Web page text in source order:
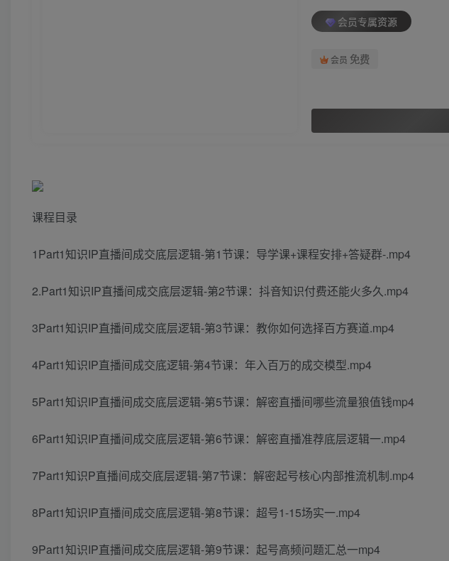
会员专属资源
会员 免费
课程目录
1Part1知识IP直播间成交底层逻辑-第1节课：导学课+课程安排+答疑群-.mp4
2.Part1知识IP直播间成交底层逻辑-第2节课：抖音知识付费还能火多久.mp4
3Part1知识IP直播间成交底层逻辑-第3节课：教你如何选择百方赛道.mp4
4Part1知识IP直播间成交底逻辑-第4节课：年入百万的成交模型.mp4
5Part1知识IP直播间成交底层逻辑-第5节课：解密直播间哪些流量狼值钱mp4
6Part1知识IP直播间成交底层逻辑-第6节课：解密直播准荐底层逻辑一.mp4
7Part1知识P直播间成交底层逻辑-第7节课：解密起号核心内部推流机制.mp4
8Part1知识IP直播间成交底层逻辑-第8节课：超号1-15场实一.mp4
9Part1知识IP直播间成交底层逻辑-第9节课：起号高频问题汇总一mp4